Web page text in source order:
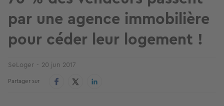
par une agence immobilière
pour céder leur logement !
SeLoger 20 jun 2017
Partager sur